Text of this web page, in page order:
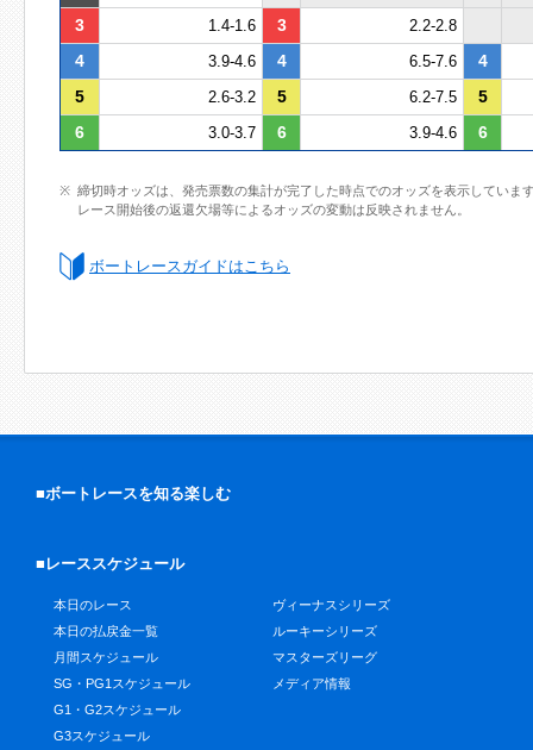
3 1.4-1.6 3 2.2-2.8
4 3.9-4.6 4 6.5-7.6
4
5
2.6-3.2 5 6.2-7.5
5
6
3.0-3.7 6 3.9-4.6 6
締切時オッズは、発売票数の集計が完了した時点でのオッズを表示していま
レース開始後の返還欠場等によるオッズの変動は反映されません。
ボートレースガイドはこちら
■ボートレースを知る楽しむ
■レーススケジュール
本日のレース
本日の払戻金一覧
月間スケジュール
SG・PG1スケジュール
G1・G2スケジュール
G3スケジュール
ヴィーナスシリーズ
ルーキーシリーズ
マスターズリーグ
メディア情報